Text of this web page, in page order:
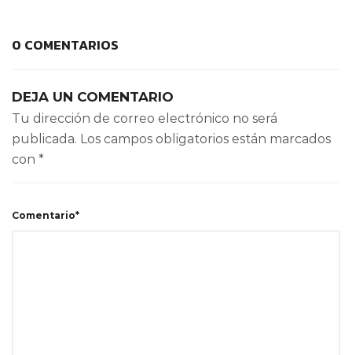
0 COMENTARIOS
DEJA UN COMENTARIO
Tu dirección de correo electrónico no será
publicada. Los campos obligatorios están marcados
con *
Comentario*